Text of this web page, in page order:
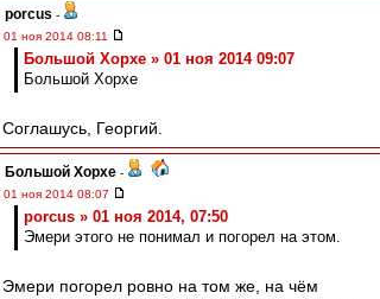
porcus -
01 ноя 2014 08:11
Большой Хорхе » 01 ноя 2014 09:07
Большой Хорхе
Соглашусь, Георгий.
Большой Хорхе -
01 ноя 2014 08:07
porcus » 01 ноя 2014, 07:50
Эмери этого не понимал и погорел на этом.
Эмери погорел ровно на том же, на чём